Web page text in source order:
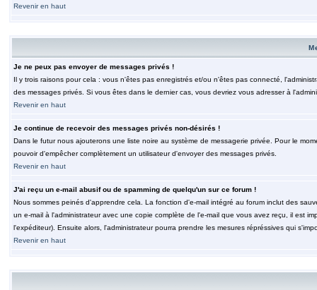
Revenir en haut
Je ne peux pas envoyer de messages privés !
Il y trois raisons pour cela : vous n'êtes pas enregistrés et/ou n'êtes pas connecté,
des messages privés. Si vous êtes dans le dernier cas, vous devriez vous adresser à
Revenir en haut
Je continue de recevoir des messages privés non-désirés !
Dans le futur nous ajouterons une liste noire au système de messagerie privée. Pour le
pouvoir d'empêcher complètement un utilisateur d'envoyer des messages privés.
Revenir en haut
J'ai reçu un e-mail abusif ou de spamming de quelqu'un sur ce forum !
Nous sommes peinés d'apprendre cela. La fonction d'e-mail intégré au forum inclut des
un e-mail à l'administrateur avec une copie complète de l'e-mail que vous avez reçu, il est
l'expéditeur). Ensuite alors, l'administrateur pourra prendre les mesures répréssives qui
Revenir en haut